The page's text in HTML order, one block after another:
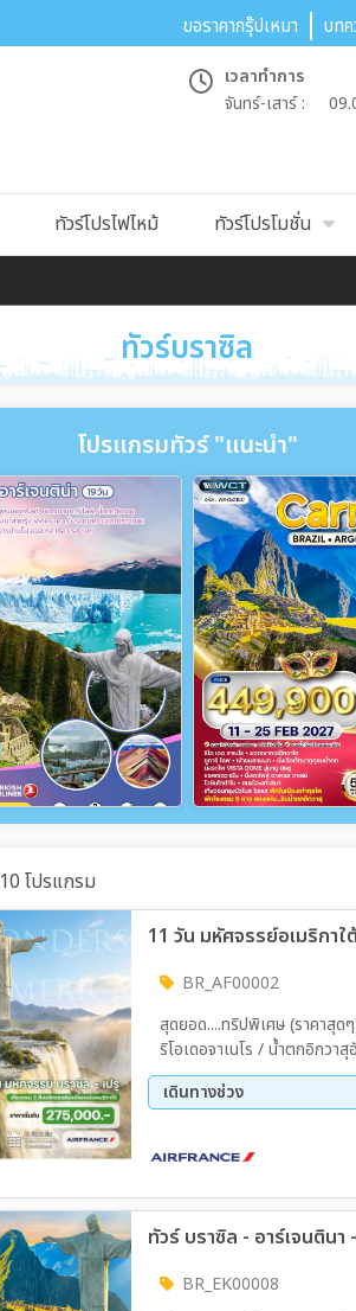
ขอราคากรุ๊ปเหมา บท
เวลาทำการ
จันทร์-เสาร์ :
ทัวร์โปรไฟไหม้ ทัวร์โปรโมชั่น
ทัวร์บราซิล
โปรแกรมทัวร์ "แนะนำ"
10 โปรแกรม
11 วัน มหัศจรรย์อเมริกาใ
BR_AF00002
สุดยอด....ทริปพิเศษ (ราคาสุด
ริโอเดอจาเนโร / น้ำตกอิกว
เดินทางช่วง
ทัวร์ บราซิล - อาร์เจนตินา
BR_EK00008